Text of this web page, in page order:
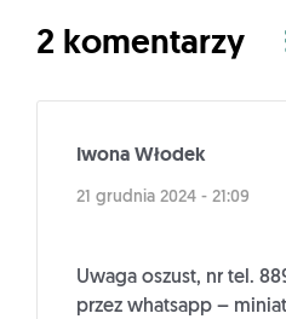
2 komentarzy
Iwona Włodek
21 grudnia 2024 - 21:09
Uwaga oszust, nr tel.
przez whatsapp –